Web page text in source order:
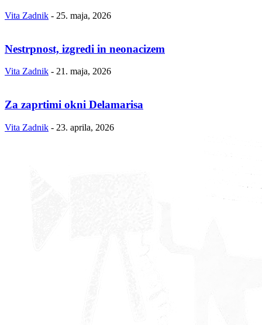
Vita Zadnik - 25. maja, 2026
Nestrpnost, izgredi in neonacizem
Vita Zadnik - 21. maja, 2026
Za zaprtimi okni Delamarisa
Vita Zadnik - 23. aprila, 2026